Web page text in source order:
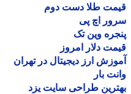
طلا دست دوم
اچ پی
وین تک
دلار امروز
ارز دیجیتال در تهران
بار
طراحی سایت یزد